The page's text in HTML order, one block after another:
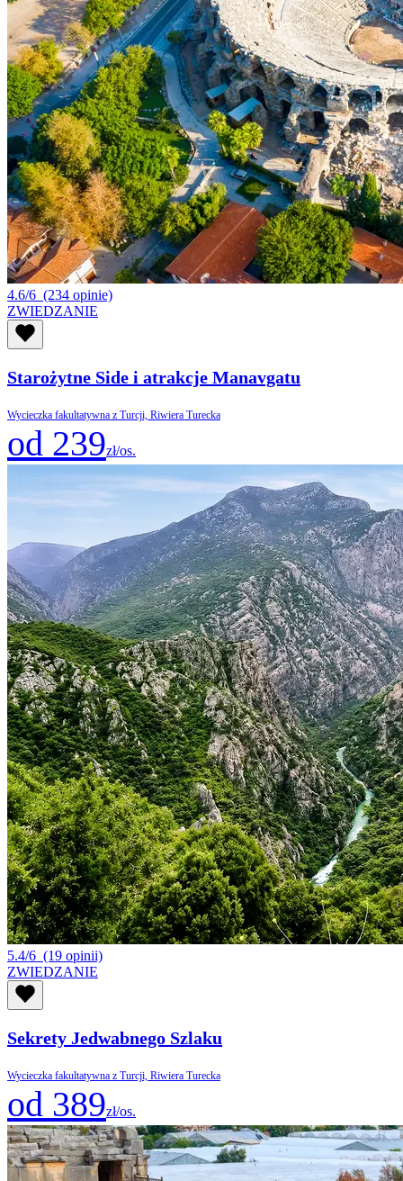
4.6/6 (234 opinie)
ZWIEDZANIE
Starożytne Side i atrakcje Manavgatu
Wycieczka fakultatywna z Turcji, Riwiera Turecka
od 239zł/os.
5.4/6 (19 opinii)
ZWIEDZANIE
Sekrety Jedwabnego Szlaku
Wycieczka fakultatywna z Turcji, Riwiera Turecka
od 389zł/os.